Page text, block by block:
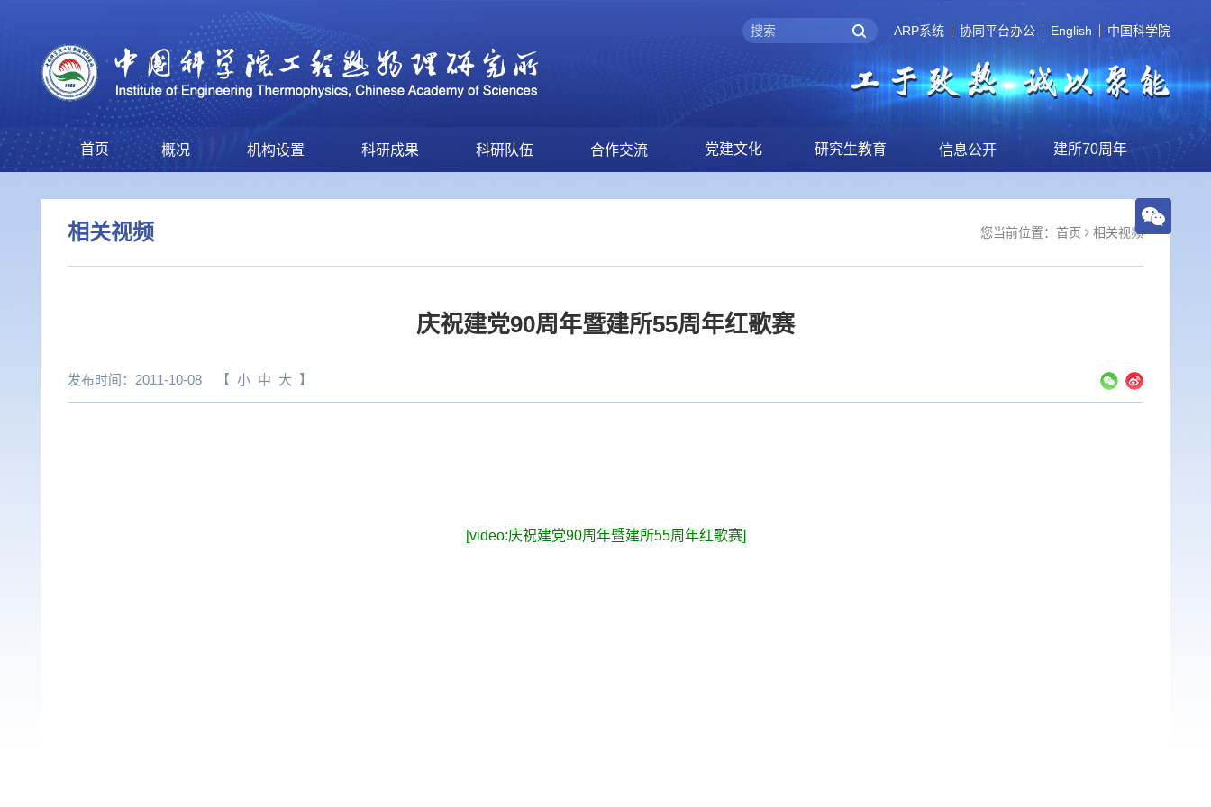
ARP系统 协同平台办公 English 中国科学院
首页 概况 机构设置 科研成果 科研队伍 合作交流 党建文化 研究生教育 信息公开 建所70周年
相关视频 您当前位置： 首页 相关视频
庆祝建党90周年暨建所55周年红歌赛
发布时间：2011-10-08 【 小 中 大 】
[video:庆祝建党90周年暨建所55周年红歌赛]